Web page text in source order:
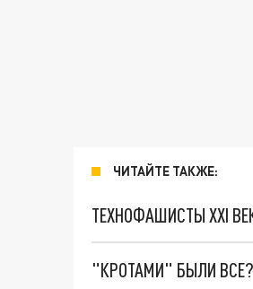
ЧИТАЙТЕ ТАКЖЕ:
ТЕХНОФАШИСТЫ XXI
"КРОТАМИ" БЫЛИ